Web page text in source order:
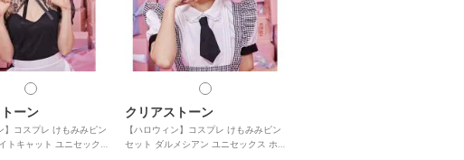
ーン
】コスプレ けもみみピン
トキャット ユニセックス
クリアストーン
【ハロウィン】コスプレ けもみみピン
セット ダルメシアン ユニセックス ホ